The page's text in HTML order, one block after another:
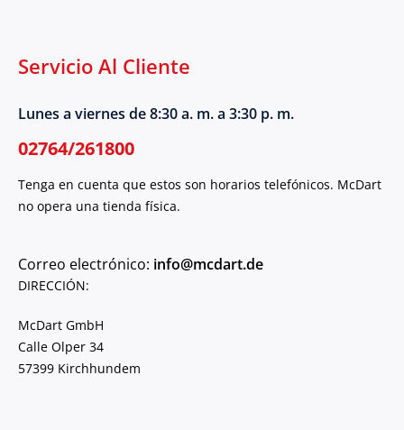
Servicio Al Cliente
Lunes a viernes de 8:30 a. m. a 3:30 p. m.
02764/261800
Tenga en cuenta que estos son horarios telefónicos. McDart
no opera una tienda física.
Correo electrónico: info@mcdart.de
DIRECCIÓN:
McDart GmbH
Calle Olper 34
57399 Kirchhundem